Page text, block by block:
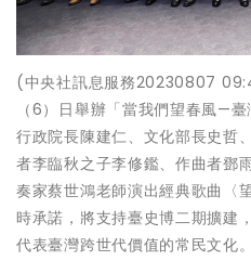
(中央社訊息服務20230807
（6）日舉辦「當我們望春風—
行政院長陳建仁、文化部長史哲
者李臨秋之子李修鑑、作曲者鄧
奏家蔡世鴻老師演出經典歌曲〈
時承諾，將支持臺史博二期擴建
代表臺灣跨世代價值的常民文化。